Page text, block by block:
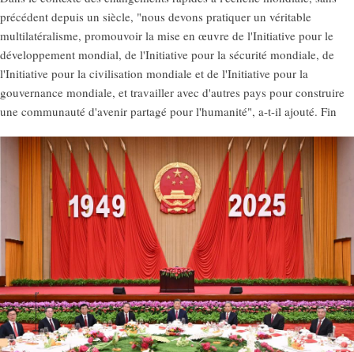
précédent depuis un siècle, "nous devons pratiquer un véritable
multilatéralisme, promouvoir la mise en œuvre de l'Initiative pour le
développement mondial, de l'Initiative pour la sécurité mondiale, de
l'Initiative pour la civilisation mondiale et de l'Initiative pour la
gouvernance mondiale, et travailler avec d'autres pays pour construire
une communauté d'avenir partagé pour l'humanité", a-t-il ajouté. Fin